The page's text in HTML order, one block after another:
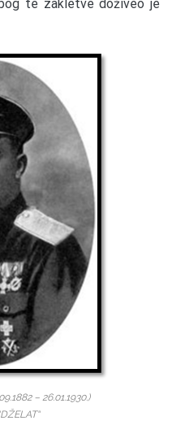
te zakletve doživeo je
– 26.01.1930.)